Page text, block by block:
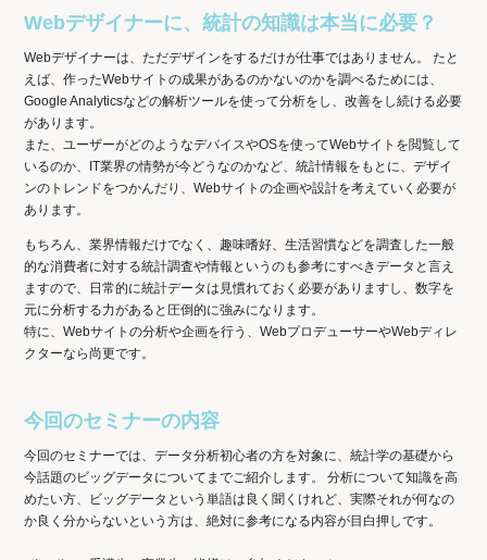
Webデザイナーに、統計の知識は本当に必要？
Webデザイナーは、ただデザインをするだけが仕事ではありません。 たと
えば、作ったWebサイトの成果があるのかないのかを調べるためには、
Google Analyticsなどの解析ツールを使って分析をし、改善をし続ける必要
があります。
また、ユーザーがどのようなデバイスやOSを使ってWebサイトを閲覧して
いるのか、IT業界の情勢が今どうなのかなど、統計情報をもとに、デザイ
ンのトレンドをつかんだり、Webサイトの企画や設計を考えていく必要が
あります。
もちろん、業界情報だけでなく、趣味嗜好、生活習慣などを調査した一般
的な消費者に対する統計調査や情報というのも参考にすべきデータと言え
ますので、日常的に統計データは見慣れておく必要がありますし、数字を
元に分析する力があると圧倒的に強みになります。
特に、Webサイトの分析や企画を行う、WebプロデューサーやWebディレ
クターなら尚更です。
今回のセミナーの内容
今回のセミナーでは、データ分析初心者の方を対象に、統計学の基礎から
今話題のビッグデータについてまでご紹介します。 分析について知識を高
めたい方、ビッグデータという単語は良く聞くけれど、実際それが何なの
か良く分からないという方は、絶対に参考になる内容が目白押しです。